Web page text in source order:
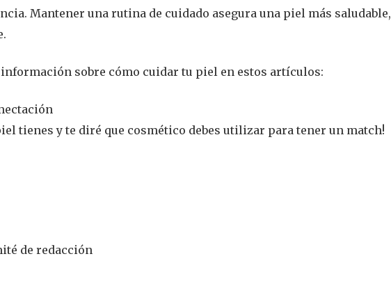
Mantener una rutina de cuidado asegura una piel más saludable,
sobre cómo cuidar tu piel en estos artículos:
tienes y te diré que cosmético debes utilizar para tener un match!
de redacción